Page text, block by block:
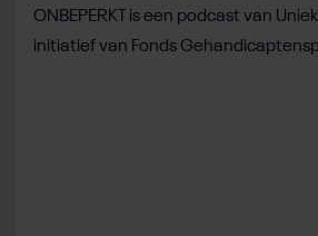
ONBEPERKT is een podcast van
initiatief van Fonds